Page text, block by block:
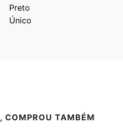
Preto
Único
COMPROU TAMBÉM